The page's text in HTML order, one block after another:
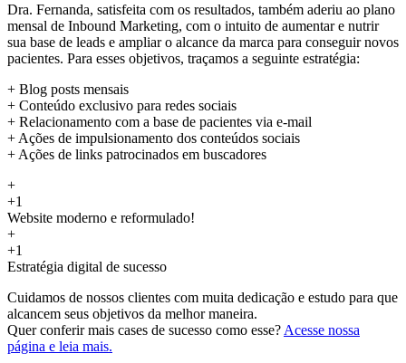
Dra. Fernanda, satisfeita com os resultados, também aderiu ao plano
mensal de Inbound Marketing, com o intuito de aumentar e nutrir
sua base de leads e ampliar o alcance da marca para conseguir novos
pacientes. Para esses objetivos, traçamos a seguinte estratégia:
+ Blog posts mensais
+ Conteúdo exclusivo para redes sociais
+ Relacionamento com a base de pacientes via e-mail
+ Ações de impulsionamento dos conteúdos sociais
+ Ações de links patrocinados em buscadores
+
+1
Website moderno e reformulado!
+
+1
Estratégia digital de sucesso
Cuidamos de nossos clientes com muita dedicação e estudo para que
alcancem seus objetivos da melhor maneira.
Quer conferir mais cases de sucesso como esse? Acesse nossa
página e leia mais.